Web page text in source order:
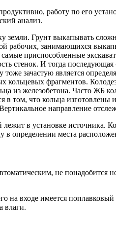
работу по его
анализ.
Грунт выкапывать
рабочих, занимающихся
приспособленные
стенок. И тогда
тоже зачастую является
кольцевых фрагментов.
из железобетона. Часто ЖБ
в том, что кольца
направление
в установке источника.
определении места
не
на входе имеется
влаги.